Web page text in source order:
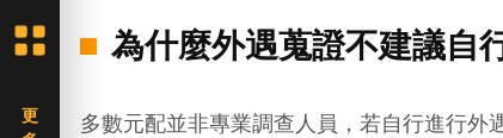
為什麼外遇蒐證不建議自
多數元配並非專業調查人員，若自行進行外